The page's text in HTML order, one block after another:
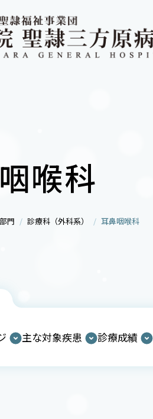
喉科
門 診療科（外科系） 耳鼻咽喉科
主な対象疾患 診療成績